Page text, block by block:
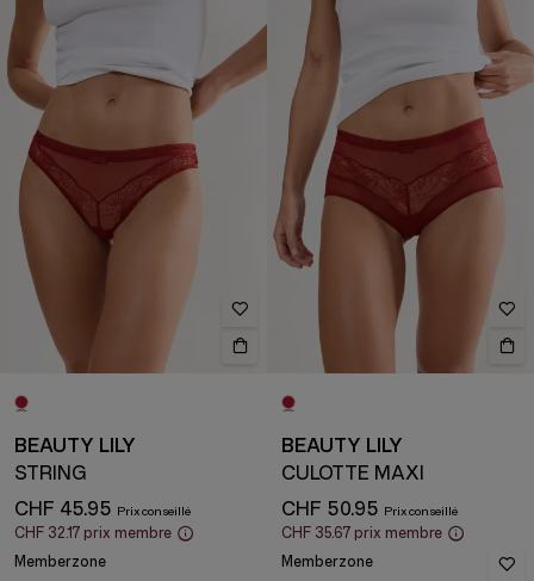
BEAUTY LILY
STRING
CHF 45.95
CHF 32.17 prix membre
Memberzone
BEAUTY LILY
CULOTTE MAXI
CHF 50.95
CHF 35.67 prix membre
Memberzone